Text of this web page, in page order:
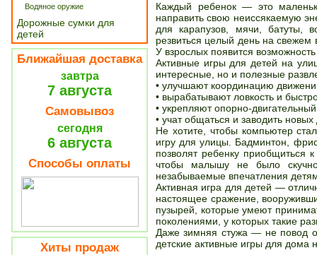
Водяное оружие
Дорожные сумки для
детей
Ближайшая доставка
завтра
7 августа
Самовывоз
сегодня
6 августа
Способы оплаты
Хиты продаж
Каждый ребенок — это
направить свою неиссякаемую
для карапузов, мячи, батуты,
резвиться целый день на
У взрослых появится
Активные игры для детей на
интересные, но и полезные
• улучшают координацию
• вырабатывают ловкость и
• укрепляют опорно-
• учат общаться и заводить новых
Не хотите, чтобы компьютер
игру для улицы. Бадминтон,
позволят ребенку приобщиться
чтобы малышу не было
незабываемые впечатления
Активная игра для детей —
настоящее сражение,
пузырей, которые умеют
поколениями, у которых такие
Даже зимняя стужа — не повод
детские активные игры для дома